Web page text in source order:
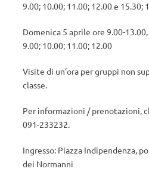
9.00; 10.00; 11.00; 12.00 e 15.30;
Domenica 5 aprile ore 9.00-
9.00; 10.00; 11.00; 12.00
Visite di un’ora per gruppi non
classe.
Per informazioni / prenotazioni,
091-233232.
Ingresso: Piazza Indipendenza,
dei Normanni